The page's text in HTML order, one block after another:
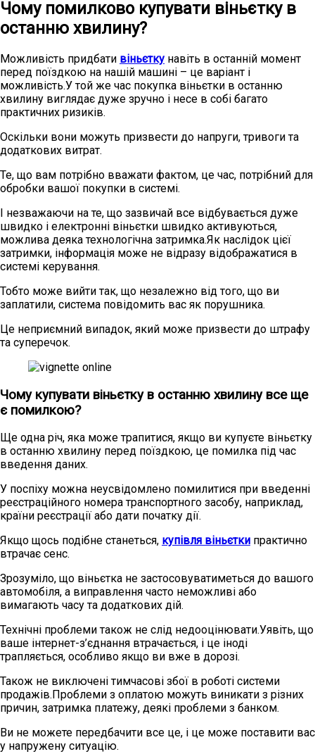
Чому помилково купувати віньєтку в
останню хвилину?
Можливість придбати віньєтку навіть в останній момент
перед поїздкою на нашій машині – це варіант і
можливість.У той же час покупка віньєтки в останню
хвилину виглядає дуже зручно і несе в собі багато
практичних ризиків.
Оскільки вони можуть призвести до напруги, тривоги та
додаткових витрат.
Те, що вам потрібно вважати фактом, це час, потрібний для
обробки вашої покупки в системі.
І незважаючи на те, що зазвичай все відбувається дуже
швидко і електронні віньєтки швидко активуються,
можлива деяка технологічна затримка.Як наслідок цієї
затримки, інформація може не відразу відображатися в
системі керування.
Тобто може вийти так, що незалежно від того, що ви
заплатили, система повідомить вас як порушника.
Це неприємний випадок, який може призвести до штрафу
та суперечок.
Чому купувати віньєтку в останню хвилину все ще
є помилкою?
Ще одна річ, яка може трапитися, якщо ви купуєте віньєтку
в останню хвилину перед поїздкою, це помилка під час
введення даних.
У поспіху можна неусвідомлено помилитися при введенні
реєстраційного номера транспортного засобу, наприклад,
країни реєстрації або дати початку дії.
Якщо щось подібне станеться, купівля віньєтки практично
втрачає сенс.
Зрозуміло, що віньєтка не застосовуватиметься до вашого
автомобіля, а виправлення часто неможливі або
вимагають часу та додаткових дій.
Технічні проблеми також не слід недооцінювати.Уявіть, що
ваше інтернет-з’єднання втрачається, і це іноді
трапляється, особливо якщо ви вже в дорозі.
Також не виключені тимчасові збої в роботі системи
продажів.Проблеми з оплатою можуть виникати з різних
причин, затримка платежу, деякі проблеми з банком.
Ви не можете передбачити все це, і це може поставити вас
у напружену ситуацію.